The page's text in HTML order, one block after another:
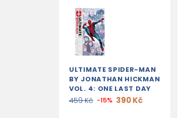
ULTIMATE SPIDER-MAN
BY JONATHAN HICKMAN
VOL. 4: ONE LAST DAY
459 Kč -15% 390 Kč